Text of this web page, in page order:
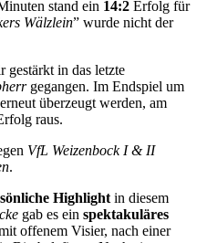
stand ein 14:2Erfolg für
Wälzlein” wurde nicht der
gestärkt in das letzte
gegangen. Im Endspiel um
überzeugt werden, am
raus.
VfL Weizenbock I & II
.
Highlightin diesem
gab es ein spektakuläres
offenem Visier, nach einer